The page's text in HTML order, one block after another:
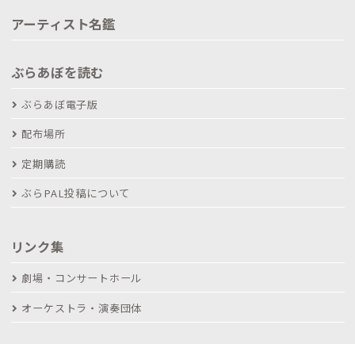
アーティスト名鑑
ぶらあぼを読む
ぶらあぼ電子版
配布場所
定期購読
ぶらPAL投稿について
リンク集
劇場・コンサートホール
オーケストラ・演奏団体